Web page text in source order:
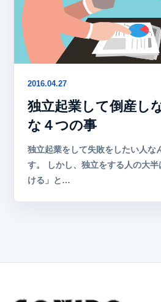
2016.04.27
独立起業して倒産し
な４つの事
独立起業をして失敗をしたい人な
す。 しかし、独立をする人の大
ける」と…